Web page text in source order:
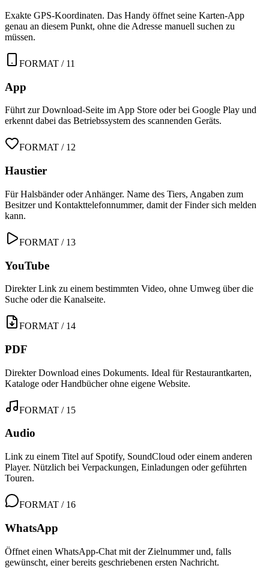
Exakte GPS-Koordinaten. Das Handy öffnet seine Karten-App
genau an diesem Punkt, ohne die Adresse manuell suchen zu
müssen.
FORMAT / 11
App
Führt zur Download-Seite im App Store oder bei Google Play und
erkennt dabei das Betriebssystem des scannenden Geräts.
FORMAT / 12
Haustier
Für Halsbänder oder Anhänger. Name des Tiers, Angaben zum
Besitzer und Kontakttelefonnummer, damit der Finder sich melden
kann.
FORMAT / 13
YouTube
Direkter Link zu einem bestimmten Video, ohne Umweg über die
Suche oder die Kanalseite.
FORMAT / 14
PDF
Direkter Download eines Dokuments. Ideal für Restaurantkarten,
Kataloge oder Handbücher ohne eigene Website.
FORMAT / 15
Audio
Link zu einem Titel auf Spotify, SoundCloud oder einem anderen
Player. Nützlich bei Verpackungen, Einladungen oder geführten
Touren.
FORMAT / 16
WhatsApp
Öffnet einen WhatsApp-Chat mit der Zielnummer und, falls
gewünscht, einer bereits geschriebenen ersten Nachricht.